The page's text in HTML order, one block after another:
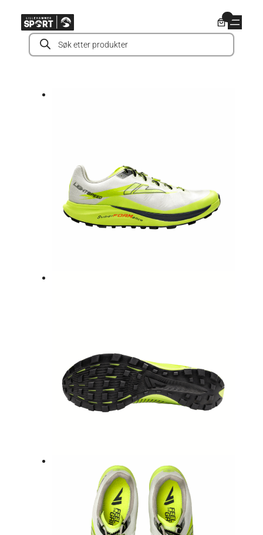
innholdProducts
search